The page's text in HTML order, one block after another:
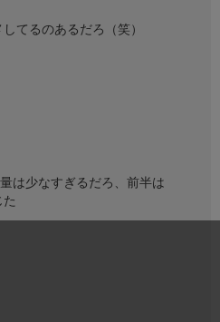
てるのあるだろ（笑）
は少なすぎるだろ、前半は